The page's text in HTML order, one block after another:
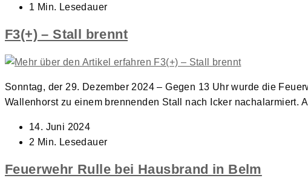
veröffentlicht:
Lesedauer:
1 Min. Lesedauer
F3(+) – Stall brennt
Sonntag, der 29. Dezember 2024 – Gegen 13 Uhr wurde die
Wallenhorst zu einem brennenden Stall nach Icker nachalarmiert.
Beitrag
veröffentlicht:
14. Juni 2024
Lesedauer:
2 Min. Lesedauer
Feuerwehr Rulle bei Hausbrand in Belm